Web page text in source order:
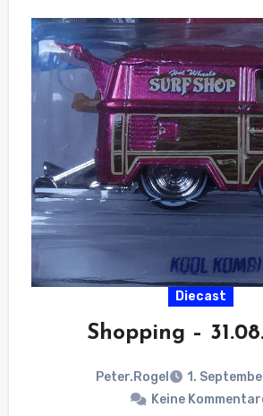
Diecast
Shopping –
Peter.Rogel
1.
Keine